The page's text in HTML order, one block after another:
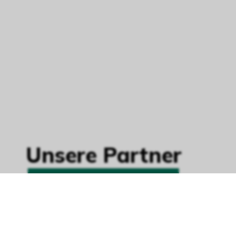
Unsere Partner